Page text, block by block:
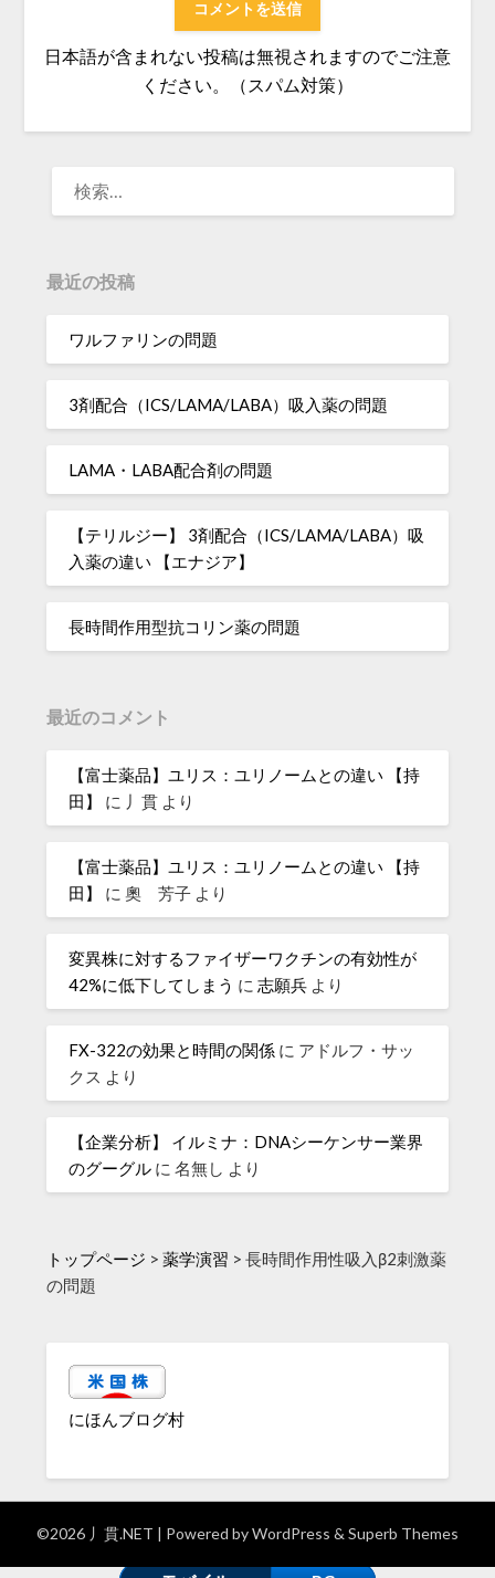
日本語が含まれない投稿は無視されますのでご注意
ください。（スパム対策）
最近の投稿
ワルファリンの問題
3剤配合（ICS/LAMA/LABA）吸入薬の問題
LAMA・LABA配合剤の問題
【テリルジー】 3剤配合（ICS/LAMA/LABA）吸
入薬の違い 【エナジア】
長時間作用型抗コリン薬の問題
最近のコメント
【富士薬品】ユリス：ユリノームとの違い 【持
田】
に 丿貫 より
【富士薬品】ユリス：ユリノームとの違い 【持
田】
に奧 芳子 より
変異株に対するファイザーワクチンの有効性が
42%に低下してしまう に志願兵 より
FX-322の効果と時間の関係 に アドルフ・サッ
クス より
【企業分析】 イルミナ：DNAシーケンサー業界
のグーグル に名無し より
トップページ >薬学演習 >長時間作用性吸入β2刺激薬
の問題
にほんブログ村
©2026 丿貫.NET | Powered byWordPress & Superb Themes